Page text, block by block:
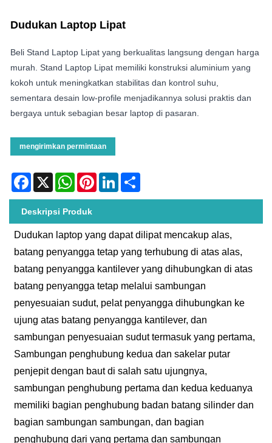
Dudukan Laptop Lipat
Beli Stand Laptop Lipat yang berkualitas langsung dengan harga
murah. Stand Laptop Lipat memiliki konstruksi aluminium yang
kokoh untuk meningkatkan stabilitas dan kontrol suhu,
sementara desain low-profile menjadikannya solusi praktis dan
bergaya untuk sebagian besar laptop di pasaran.
mengirimkan permintaan
Facebook
X WhatsAppPinterestLinkedIn
Deskripsi Produk
Dudukan laptop yang dapat dilipat mencakup alas,
batang penyangga tetap yang terhubung di atas alas,
batang penyangga kantilever yang dihubungkan di atas
batang penyangga tetap melalui sambungan
penyesuaian sudut, pelat penyangga dihubungkan ke
ujung atas batang penyangga kantilever, dan
sambungan penyesuaian sudut termasuk yang pertama,
Sambungan penghubung kedua dan sakelar putar
penjepit dengan baut di salah satu ujungnya,
sambungan penghubung pertama dan kedua keduanya
memiliki bagian penghubung badan batang silinder dan
bagian sambungan sambungan, dan bagian
penghubung dari yang pertama dan sambungan